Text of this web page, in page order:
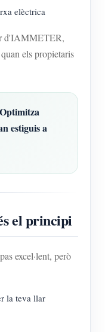
elèctrica
d'IAMMETER,
els propietaris
estiguis a
el principi
excel·lent, però
la teva llar